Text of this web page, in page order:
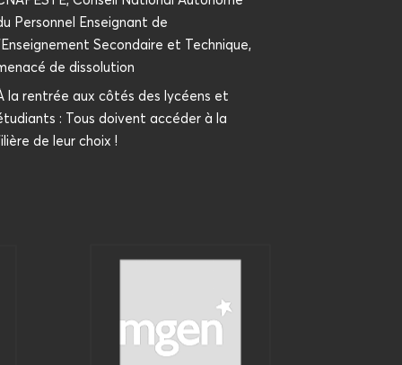
Per­son­nel Ensei­gnant de
Secon­daire et Tech­nique,
de dissolution
la ren­trée aux côtés des lycéens et
: Tous doivent accé­der à la
de leur choix !